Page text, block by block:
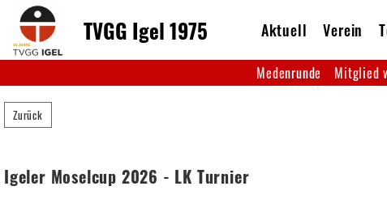
TVGG Igel 1975 Aktuell Verein
Medenrunde Mitglied
Zurück
Igeler Moselcup 2026 - LK Turnier